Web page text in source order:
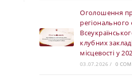
Оголошення
регіонального
клубних
місцевості у
03.07.2026 / 0